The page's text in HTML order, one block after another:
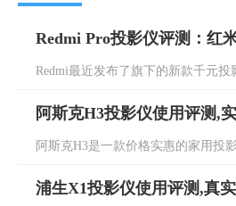
Redmi Pro投影仪评测：红
Redmi最近发布了旗下的新款千元
阿斯克H3投影仪使用评测,
阿斯克H3是一款价格实惠的家用投
浦生X1投影仪使用评测,真